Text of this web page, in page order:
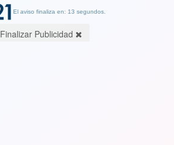
El aviso finaliza en: 13 segundos.
Finalizar Publicidad